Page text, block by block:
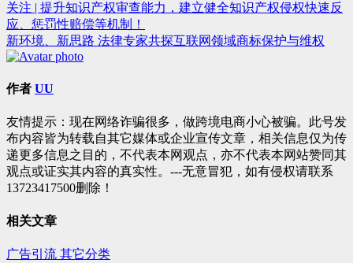
文
章
导
航
关注 | 提升知识产权审查能力，建立健全知识产权侵权快速反
应、惩罚性赔偿等机制！
新环境、新思路 法律专家共探互联网领域商标保护与维权
作者 UU
友情提示：现在网络诈骗很多，做跨境电商小心被骗。此号发
布内容皆为转载自其它媒体或企业宣传文章，相关信息仅为传
递更多信息之目的，不代表本网观点，亦不代表本网站赞同其
观点或证实其内容的真实性。---无意冒犯，如有侵权请联系
13723417500删除！
相关文章
广告引流 其它分类